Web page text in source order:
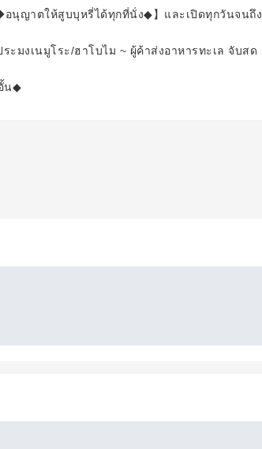
ญาตให้สูบบุหรี่ได้ทุกที่นั่ง◆】และเปิดทุกวันจนถึง
ะมงเนมูโระ/ฮาโบไม ~ ผู้ค้าส่งอาหารทะเล จับสด
น◆